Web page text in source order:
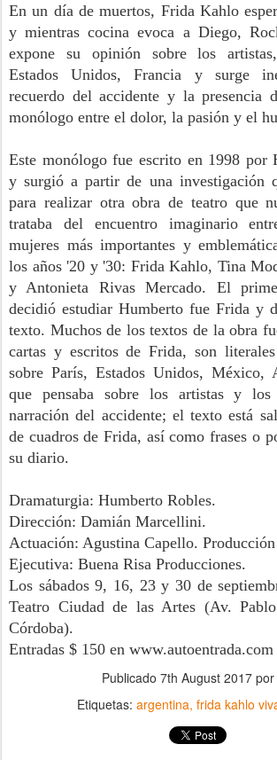
En un día de muertos, Frida Kahlo
y mientras cocina evoca a Diego,
expone su opinión sobre los
Estados Unidos, Francia y surge
recuerdo del accidente y la presencia
monólogo entre el dolor, la pasión y el
Este monólogo fue escrito en 1998 por
y surgió a partir de una investigación
para realizar otra obra de teatro que
trataba del encuentro imaginario
mujeres más importantes y
los años '20 y '30: Frida Kahlo, Tina
y Antonieta Rivas Mercado. El
decidió estudiar Humberto fue Frida y
texto. Muchos de los textos de la obra
cartas y escritos de Frida, son
sobre París, Estados Unidos, México,
que pensaba sobre los artistas y los
narración del accidente; el texto está
de cuadros de Frida, así como frases o
su diario.
Dramaturgia: Humberto Robles.
Dirección: Damián Marcellini.
Actuación: Agustina Capello. Producción
Ejecutiva: Buena Risa Producciones.
Los sábados 9, 16, 23 y 30 de
Teatro Ciudad de las Artes (Av.
Córdoba).
Entradas $ 150 en www.autoentrada.com
Publicado 7th August 2017por
Etiquetas: argentina frida kahlo